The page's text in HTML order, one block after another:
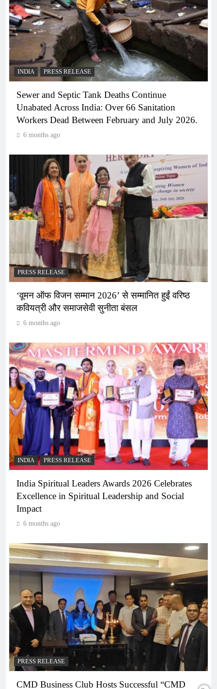
INDIA PRESS RELEASE
Sewer and Septic Tank Deaths Continue
Unabated Across India: Over 66 Sanitation
Workers Dead Between February and July 2026.
6 months ago
PRESS RELEASE
‘वूमन ऑफ विजन सम्मान 2026’ से सम्मानित हुईं वरिष्ठ
कवियत्री और समाजसेवी सुनीता बंसल
6 months ago
INDIA PRESS RELEASE
India Spiritual Leaders Awards 2026 Celebrates
Excellence in Spiritual Leadership and Social
Impact
6 months ago
PRESS RELEASE
CMD Business Club Hosts Successful “CMD